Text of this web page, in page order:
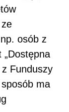
osób z
z Funduszy
ma